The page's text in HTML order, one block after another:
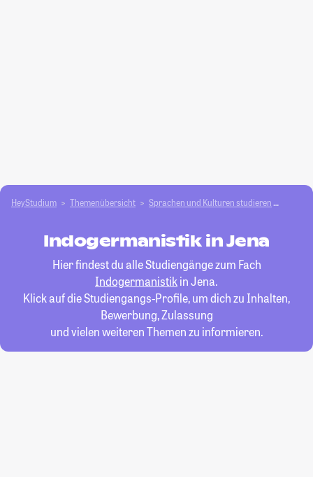
HeyStudium Themenübersicht Sprachen und Kulturen studieren
Indogermanistik in Jena
Hier findest du alle Studiengänge zum Fach
Indogermanistikin Jena.
Klick auf die Studiengangs-Profile, um dich zu Inhalten,
Bewerbung, Zulassung
und vielen weiteren Themen zu informieren.